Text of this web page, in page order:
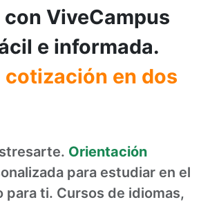
ViveCampus
e informada.
cotización en dos
Orientación
para estudiar en el
para ti. Cursos de idiomas,